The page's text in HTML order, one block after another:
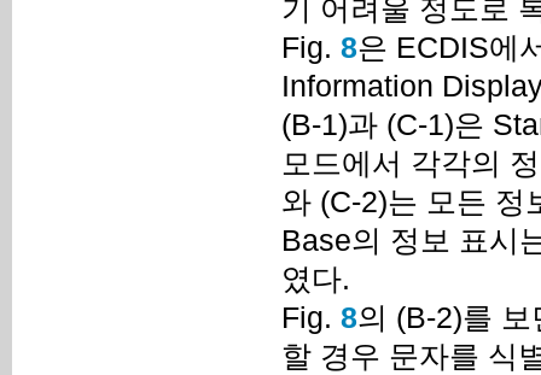
기 어려울 정도로
Fig. 8은 ECDIS에
Information
(B-1)과 (C-1)은
모드에서 각각의
와 (C-2)는 모든 정
Base의 정보 표시
였다.
Fig. 8의 (B-2)를
할 경우 문자를 식